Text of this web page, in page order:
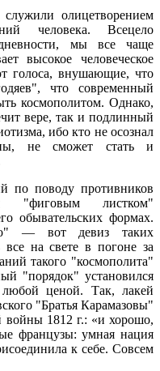
олицетворением
человека. Всецело
мы все чаще
высокое человеческое
голоса, внушающие, что
что современный
космополитом. Однако,
вере, так и подлинный
ибо кто не осознал
не сможет стать и
по поводу противников
"фиговым листком"
обывательских формах.
— вот девиз таких
на свете в погоне за
такого "космополита"
"порядок" установился
ценой. Так, лакей
"Братья Карамазовы"
войны 1812 г.: «и хорошо,
французы: умная нация
к себе. Совсем